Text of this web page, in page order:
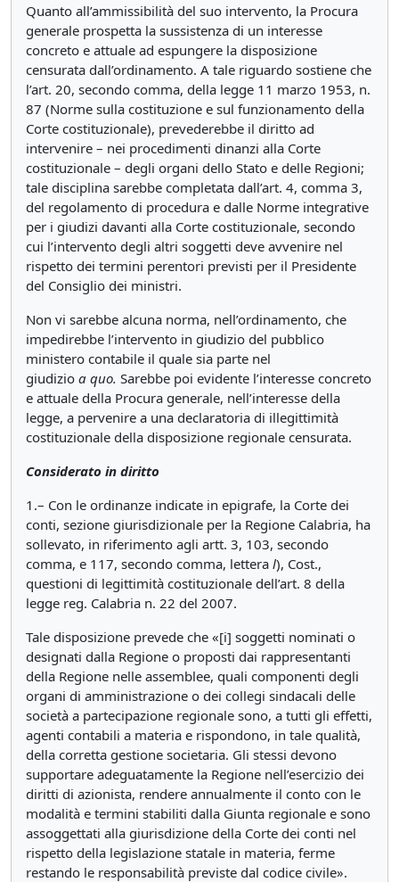
Quanto all’ammissibilità del suo intervento, la Procura
generale prospetta la sussistenza di un interesse
concreto e attuale ad espungere la disposizione
censurata dall’ordinamento. A tale riguardo sostiene che
l’art. 20, secondo comma, della legge 11 marzo 1953, n.
87 (Norme sulla costituzione e sul funzionamento della
Corte costituzionale), prevederebbe il diritto ad
intervenire – nei procedimenti dinanzi alla Corte
costituzionale – degli organi dello Stato e delle Regioni;
tale disciplina sarebbe completata dall’art. 4, comma 3,
del regolamento di procedura e dalle Norme integrative
per i giudizi davanti alla Corte costituzionale, secondo
cui l’intervento degli altri soggetti deve avvenire nel
rispetto dei termini perentori previsti per il Presidente
del Consiglio dei ministri.
Non vi sarebbe alcuna norma, nell’ordinamento, che
impedirebbe l’intervento in giudizio del pubblico
ministero contabile il quale sia parte nel
giudizio a quo. Sarebbe poi evidente l’interesse concreto
e attuale della Procura generale, nell’interesse della
legge, a pervenire a una declaratoria di illegittimità
costituzionale della disposizione regionale censurata.
Considerato in diritto
1.– Con le ordinanze indicate in epigrafe, la Corte dei
conti, sezione giurisdizionale per la Regione Calabria, ha
sollevato, in riferimento agli artt. 3, 103, secondo
comma, e 117, secondo comma, lettera l), Cost.,
questioni di legittimità costituzionale dell’art. 8 della
legge reg. Calabria n. 22 del 2007.
Tale disposizione prevede che «[i] soggetti nominati o
designati dalla Regione o proposti dai rappresentanti
della Regione nelle assemblee, quali componenti degli
organi di amministrazione o dei collegi sindacali delle
società a partecipazione regionale sono, a tutti gli effetti,
agenti contabili a materia e rispondono, in tale qualità,
della corretta gestione societaria. Gli stessi devono
supportare adeguatamente la Regione nell’esercizio dei
diritti di azionista, rendere annualmente il conto con le
modalità e termini stabiliti dalla Giunta regionale e sono
assoggettati alla giurisdizione della Corte dei conti nel
rispetto della legislazione statale in materia, ferme
restando le responsabilità previste dal codice civile».